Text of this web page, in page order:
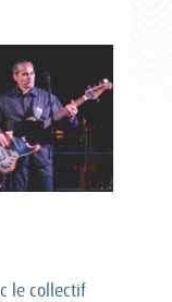
le collectif